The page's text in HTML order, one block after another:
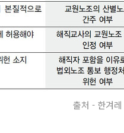
출처 - 한겨레